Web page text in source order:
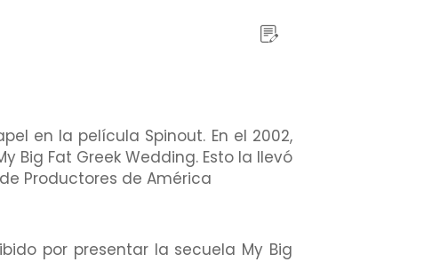
en la película Spinout. En el 2002,
Fat Greek Wedding. Esto la llevó
Productores de América
por presentar la secuela My Big